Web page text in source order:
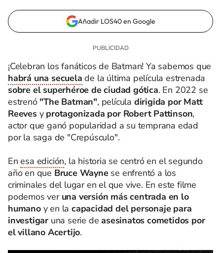
Añadir LOS40 en Google
¡Celebran los fanáticos de Batman! Ya sabemos que
habrá una secuela de la última película estrenada
sobre el superhéroe de ciudad gótica. En 2022 se
estrenó "The Batman", película dirigida por Matt
Reevesy protagonizada por Robert Pattinson,
actor que ganó popularidad a su temprana edad
por la saga de "Crepúsculo".
Enesa edición, la historia se centró en el segundo
año en que Bruce Wayne se enfrentó a los
criminales del lugar en el que vive. En este filme
podemos ver una versión más centrada en lo
humanoy en lacapacidad del personaje para
investigar una serie deasesinatos cometidos por
el villano Acertijo.